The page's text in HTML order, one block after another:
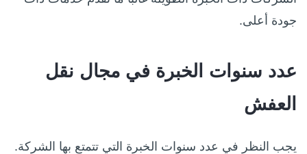
جودة أعلى.
عدد سنوات الخبرة في مجال نقل
العفش
يجب النظر في عدد سنوات الخبرة التي تتمتع بها الشركة.